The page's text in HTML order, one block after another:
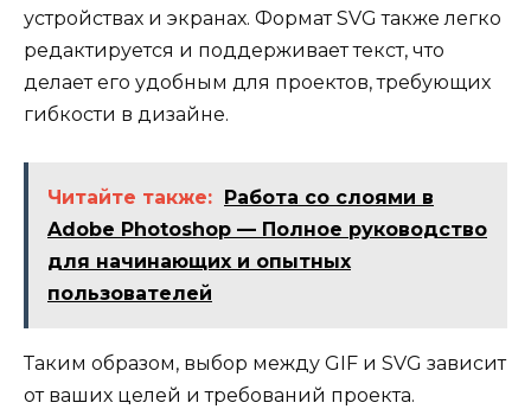
устройствах и экранах. Формат SVG также легко
редактируется и поддерживает текст, что
делает его удобным для проектов, требующих
гибкости в дизайне.
Читайте также:
Работа со слоями в
Adobe Photoshop — Полное руководство
для начинающих и опытных
пользователей
Таким образом, выбор между GIF и SVG зависит
от ваших целей и требований проекта.